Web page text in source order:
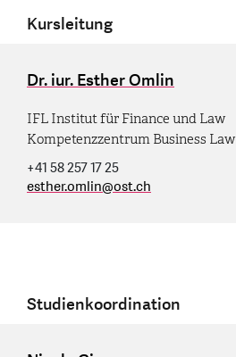
Kursleitung
Dr. iur. Esther Omlin
IFL Institut für Finance und Law
Kompetenzzentrum Business Law
+41 58 257 17 25
esther.omlin@ost.ch
Studienkoordination